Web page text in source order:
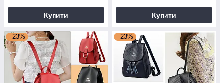
Купити Купити
–23% –23%